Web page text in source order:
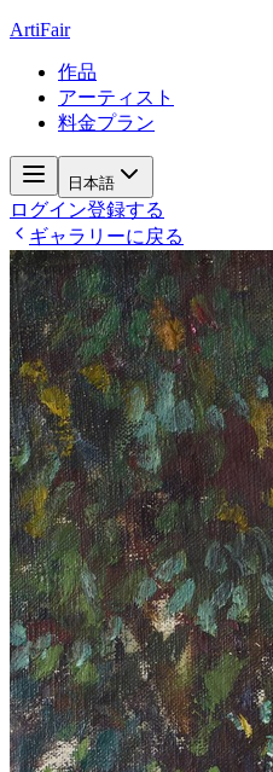
ArtiFair
作品
アーティスト
料金プラン
日本語
ログイン登録する
ギャラリーに戻る